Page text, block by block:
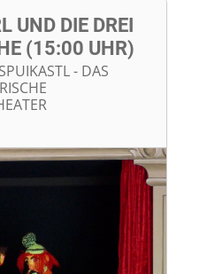
UND DIE DREI
(15:00 UHR)
- DAS